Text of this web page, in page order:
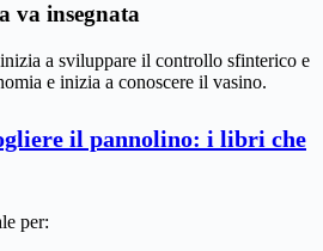
va insegnata
a sviluppare il controllo sfinterico e
e inizia a conoscere il vasino.
il pannolino: i libri che
per: